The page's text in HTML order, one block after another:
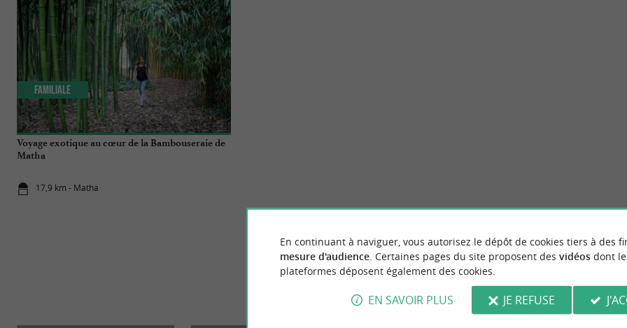
Voyage exotique au cœur de la Bambouseraie de
Matha
17,9 km - Matha
Familiale
ÉVÈNEMENTS À PROXIMITÉ
En continuant à naviguer, vous autorisez le dépôt de cookies tiers à des
mesure d'audience. Certaines pages du site proposent des vidéosdont
plateformes déposent également des cookies.
EN SAVOIR PLUS JE REFUSE